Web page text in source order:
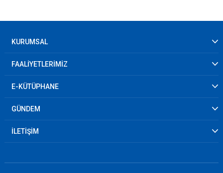
KURUMSAL
FAALİYETLERİMİZ
E-KÜTÜPHANE
GÜNDEM
İLETİŞİM